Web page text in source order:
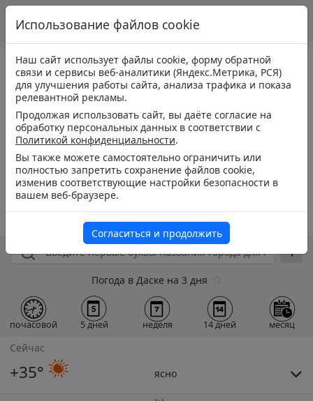
Погода в Даске на 3 дня
почасовой 5 дней неделя 14 дней месяц
Сейчас
+35° ясно
Использование файлов cookie
Наш сайт использует файлы cookie, форму обратной
связи и сервисы веб-аналитики (Яндекс.Метрика, РСЯ)
для улучшения работы сайта, анализа трафика и показа
релевантной рекламы.
Продолжая использовать сайт, вы даёте согласие на
обработку персональных данных в соответствии с
Политикой конфиденциальности.
Вы также можете самостоятельно ограничить или
полностью запретить сохранение файлов cookie,
изменив соответствующие настройки безопасности в
вашем веб-браузере.
Согласиться и продолжить